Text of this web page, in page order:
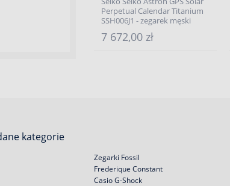
Perpetual Calendar Titanium
SSH006J1 - zegarek męski
7 672,00 zł
kategorie
Zegarki Fossil
Frederique Constant
Casio G-Shock